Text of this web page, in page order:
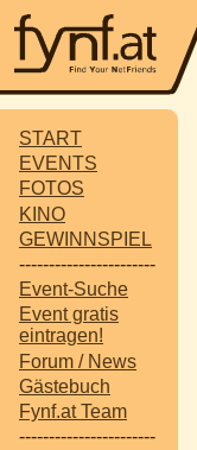
START
EVENTS
FOTOS
KINO
GEWINNSPIEL
-----------------------
Event-Suche
Event gratis
eintragen!
Forum / News
Gästebuch
Fynf.at Team
-----------------------